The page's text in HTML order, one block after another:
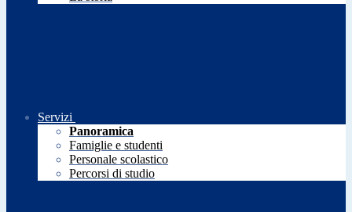
Servizi
Panoramica
Famiglie e studenti
Personale scolastico
Percorsi di studio